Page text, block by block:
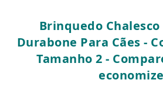
Brinquedo
Durabone Para Cães -
Tamanho 2 -
economize